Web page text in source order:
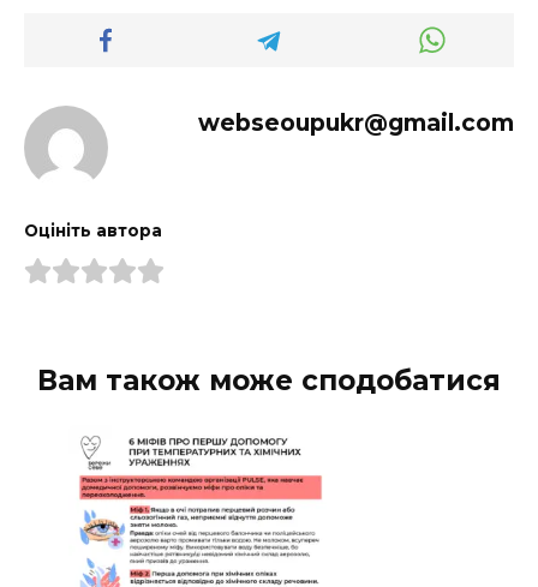
webseoupukr@gmail.com
Оцініть автора
Вам також може сподобатися